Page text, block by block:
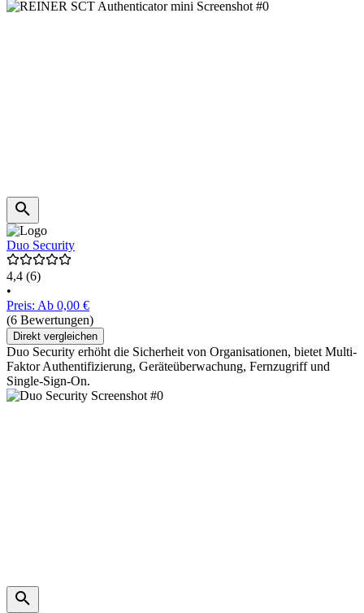
Duo Security
4,4 (6)
•
Preis: Ab 0,00 €
(6 Bewertungen)
Direkt vergleichen
Duo Security erhöht die Sicherheit von Organisationen, bietet Multi-
Faktor Authentifizierung, Geräteüberwachung, Fernzugriff und
Single-Sign-On.